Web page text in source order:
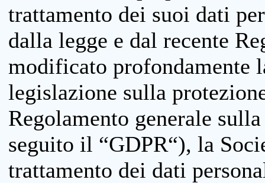
trattamento dei suoi dati
dalla legge e dal recente
modificato profondamente
legislazione sulla
Regolamento generale
seguito il “GDPR“), la
trattamento dei dati